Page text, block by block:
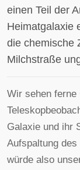
einen Teil der
Heimatgalaxie
die chemische
Milchstraße
Wir sehen ferne
Galaxie und ihr
Aufspaltung
würde also